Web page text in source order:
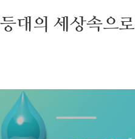
등대의 세상속으로